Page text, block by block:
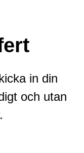
in din
och utan